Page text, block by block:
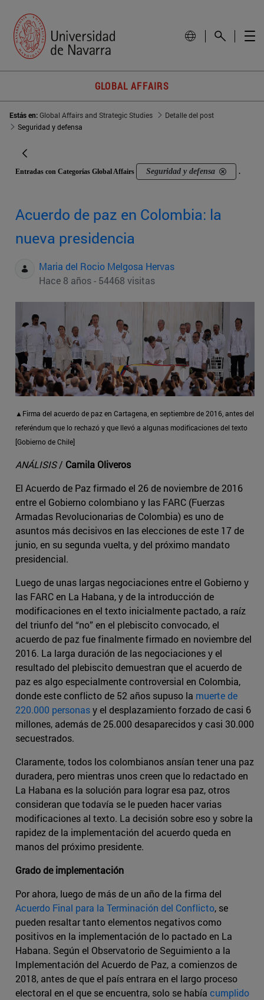
GLOBAL AFFAIRS
Estás en:Global Affairs and Strategic Studies
Detalle del post
Seguridad y defensa
Entradas con Categorías Global Affairs Seguridad y defensa .
Acuerdo de paz en Colombia: la
nueva presidencia
Maria del Rocio Melgosa Hervas
Hace 8 años - 54468 visitas
▲Firma del acuerdo de paz en Cartagena, en septiembre de 2016, antes del
referéndum que lo rechazó y que llevó a algunas modificaciones del texto
[Gobierno de Chile]
ANÁLISIS/ Camila Oliveros
El Acuerdo de Paz firmado el 26 de noviembre de 2016
entre el Gobierno colombiano y las FARC (Fuerzas
Armadas Revolucionarias de Colombia) es uno de
asuntos más decisivos en las elecciones de este 17 de
junio, en su segunda vuelta, y del próximo mandato
presidencial.
Luego de unas largas negociaciones entre el Gobierno y
las FARC en La Habana, y de la introducción de
modificaciones en el texto inicialmente pactado, a raíz
del triunfo del “no” en el plebiscito convocado, el
acuerdo de paz fue finalmente firmado en noviembre del
2016. La larga duración de las negociaciones y el
resultado del plebiscito demuestran que el acuerdo de
paz es algo especialmente controversial en Colombia,
donde este conflicto de 52 años supuso la muerte de
220.000 personasy el desplazamiento forzado de casi 6
millones, además de 25.000 desaparecidos y casi 30.000
secuestrados.
Claramente, todos los colombianos ansían tener una paz
duradera, pero mientras unos creen que lo redactado en
La Habana es la solución para lograr esa paz, otros
consideran que todavía se le pueden hacer varias
modificaciones al texto. La decisión sobre eso y sobre la
rapidez de la implementación del acuerdo queda en
manos del próximo presidente.
Grado de implementación
Por ahora, luego de más de un año de la firma del
Acuerdo Final para la Terminación del Conflicto, se
pueden resaltar tanto elementos negativos como
positivos en la implementación de lo pactado en La
Habana. Según el Observatorio de Seguimiento a la
Implementación del Acuerdo de Paz, a comienzos de
2018, antes de que el país entrara en el largo proceso
electoral en el que se encuentra, solo se había cumplido